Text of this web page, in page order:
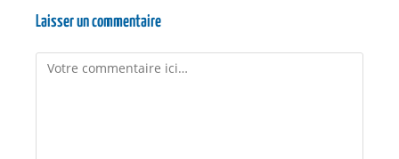
Laisser un commentaire